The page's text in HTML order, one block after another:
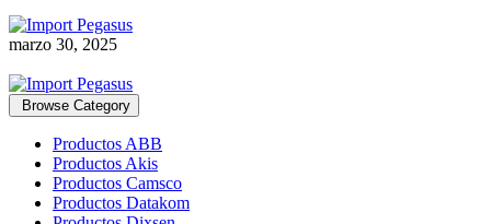
marzo 30, 2025
Browse Category
Productos ABB
Productos Akis
Productos Camsco
Productos Datakom